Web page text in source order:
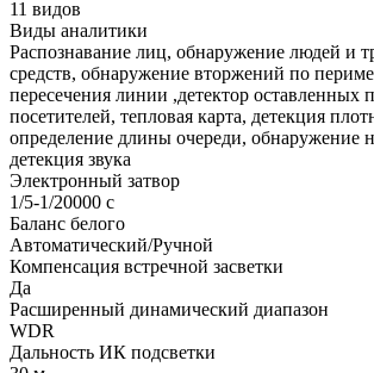
11 видов
Виды аналитики
Распознавание лиц, обнаружение людей и
средств, обнаружение вторжений по
пересечения линии ,детектор оставленных
посетителей, тепловая карта, детекция
определение длины очереди, обнаружение
детекция звука
Электронный затвор
1/5-1/20000 c
Баланс белого
Автоматический/Ручной
Компенсация встречной засветки
Да
Расширенный динамический диапазон
WDR
Дальность ИК подсветки